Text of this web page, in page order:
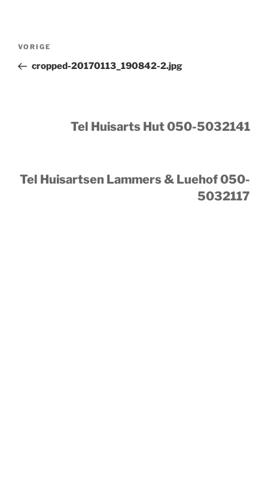
Bericht
Vorig
bericht
VORIGE
cropped-20170113_190842-2.jpg
Tel Huisarts Hut 050-5032141
Tel Huisartsen Lammers & Luehof 050-
5032117